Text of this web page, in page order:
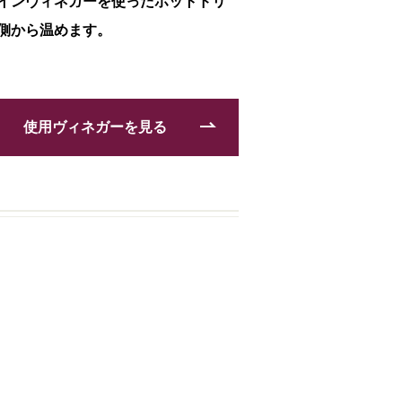
から温めます。
使用ヴィネガーを見る